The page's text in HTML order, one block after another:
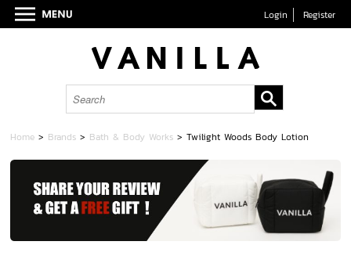
Login Register
Home > Brands > Bath & Body Works >Twilight Woods Body Lotion